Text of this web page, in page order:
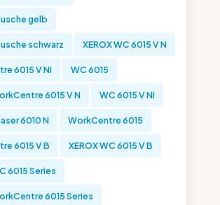
gelb
schwarz XEROX WC 6015 V N
6015 V NI WC 6015
6015 V N WC 6015 V NI
6010 N WorkCentre 6015
6015 V B XEROX WC 6015 V B
6015 Series
6015 Series